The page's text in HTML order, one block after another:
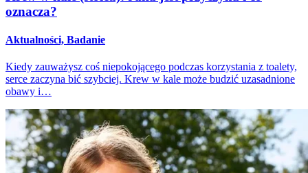
oznacza?
Aktualności, Badanie
Kiedy zauważysz coś niepokojącego podczas korzystania z toalety,
serce zaczyna bić szybciej. Krew w kale może budzić uzasadnione
obawy i…